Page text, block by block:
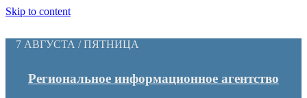
Skip to content
7 АВГУСТА / ПЯТНИЦА
Региональное информационное агентство